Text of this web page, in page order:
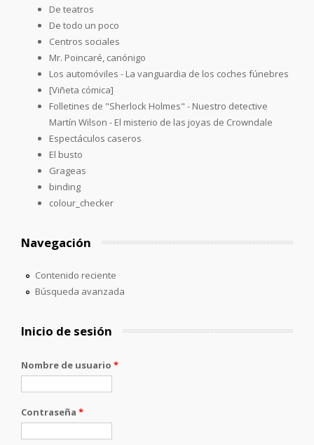
De teatros
De todo un poco
Centros sociales
Mr. Poincaré, canónigo
Los automóviles - La vanguardia de los coches fúnebres
[Viñeta cómica]
Folletines de "Sherlock Holmes" - Nuestro detective
Martín Wilson - El misterio de las joyas de Crowndale
Espectáculos caseros
El busto
Grageas
binding
colour_checker
Navegación
Contenido reciente
Búsqueda avanzada
Inicio de sesión
Nombre de usuario *
Contraseña *